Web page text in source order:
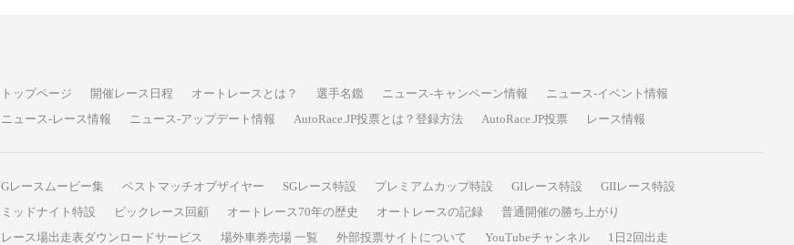
トップページ 開催レース日程 オートレースとは？ 選手名鑑 ニュース-キャンペーン情報
ニュース-イベント情報
ニュース-レース情報
ニュース-アップデート情報 AutoRace.JP投票とは？登録方法 AutoRace.JP投票 レース情報
Gレースムービー集 ベストマッチオブザイヤー SGレース特設 プレミアムカップ特設 GIレース特設
GIIレース特設
ミッドナイト特設
ビックレース回顧 オートレース70年の歴史 オートレースの記録
普通開催の勝ち上がり
レース場出走表ダウンロードサービス
場外車券売場 一覧 外部投票サイトについて YouTubeチャンネル 1日2回出走